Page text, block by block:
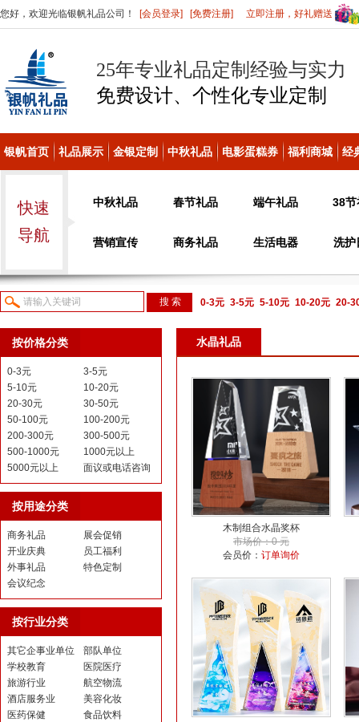
您好，欢迎光临银帆礼品公司！ [会员登录] [免费注册] 立即注册，好礼赠送
25年专业礼品定制经验与实力
免费设计、个性化专业定制
银帆首页 礼品展示 金银定制 中秋礼品 电影蛋糕券 福利商城 经
快速
导航
中秋礼品 春节礼品 端午礼品 38节
营销宣传 商务礼品 生活电器 洗护
0-3元 3-5元 5-10元 10-20元 20-
议或电话咨询
按价格分类
0-3元
3-5元
5-10元
10-20元
20-30元
30-50元
50-100元
100-200元
200-300元
300-500元
500-1000元
1000元以上
5000元以上
面议或电话咨询
按用途分类
商务礼品
展会促销
开业庆典
员工福利
外事礼品
特色定制
会议纪念
按行业分类
其它企事业单位
部队单位
学校教育
医院医疗
旅游行业
航空物流
酒店服务业
美容化妆
医药保健
食品饮料
水晶礼品
木制组合水晶奖杯
市场价：0 元
会员价： 订单询价